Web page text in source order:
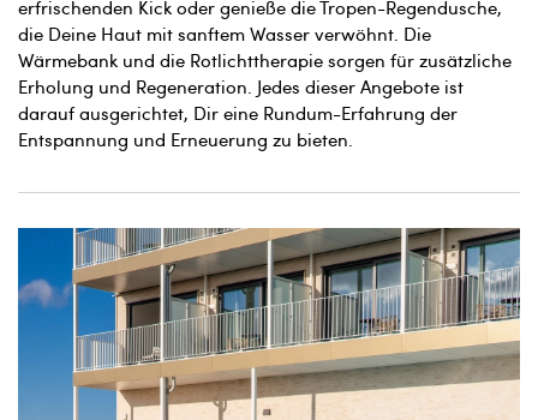
erfrischenden Kick oder genieße die Tropen-Regendusche,
die Deine Haut mit sanftem Wasser verwöhnt. Die
Wärmebank und die Rotlichttherapie sorgen für zusätzliche
Erholung und Regeneration. Jedes dieser Angebote ist
darauf ausgerichtet, Dir eine Rundum-Erfahrung der
Entspannung und Erneuerung zu bieten.